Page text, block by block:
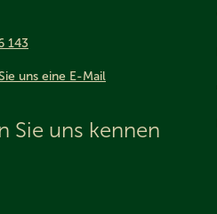
143
uns eine E-Mail
Sie uns kennen